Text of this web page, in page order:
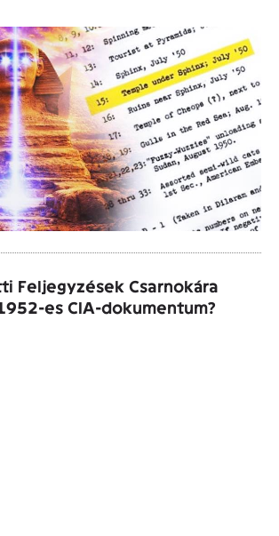
Feljegyzések Csarnokára
es CIA-dokumentum?